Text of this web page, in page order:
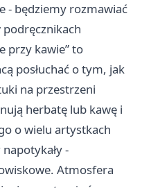
- będziemy rozmawiać
przy kawie” to
posłuchać o tym, jak
na przestrzeni
herbatę lub kawę i
o wielu artystkach
-
Atmosfera